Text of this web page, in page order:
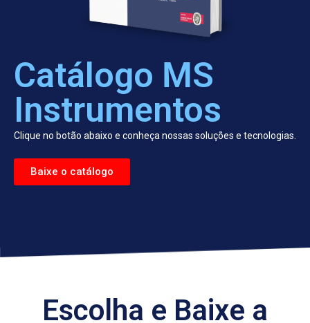
Catálogo MS
Instrumentos
Clique no botão abaixo e conheça nossas soluções e tecnologias.
Baixe o catálogo
Escolha e Baixe a